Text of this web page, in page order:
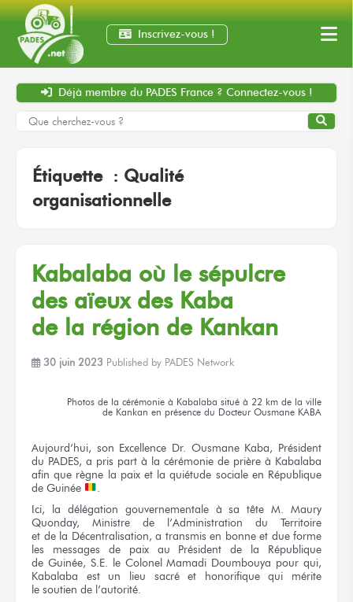
Inscrivez-vous !
Déjà membre du PADES France ? Connectez-vous !
Étiquette : Qualité
organisationnelle
Kabalaba où le sépulcre
des aïeux des Kaba
de la région de Kankan
30 juin 2023 Published by PADES Network
Photos de la cérémonie à Kabalaba situé à 22 km de la ville
de Kankan en présence du Docteur Ousmane KABA
Aujourd’hui, son Excellence Dr. OusmaneKaba, Président
du PADES, a pris part à la cérémonie de prière à Kabalaba
afinque règne la paix et la quiétude sociale en République
de Guinée
.
Ici, la délégation gouvernementale à sa tête M. Maury
Quonday, Ministre de l’Administration
du Territoire
et de la Décentralisation, a transmis en bonne et dueforme
les messages
de paix au Président
de la République
de Guinée, S.E. le Colonel Mamadi Doumbouya pour qui,
Kabalaba est un lieu sacréet honorifique qui mérite
le soutien de l’autorité.